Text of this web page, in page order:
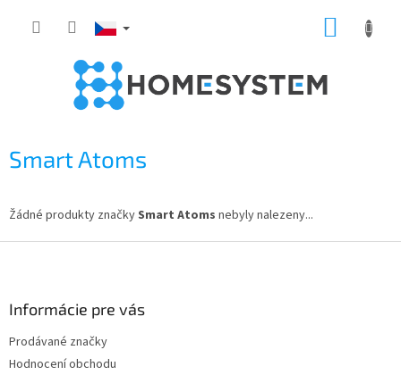
Smart Atoms
Žádné produkty značkySmart Atoms nebyly nalezeny...
Informácie pre vás
Prodávané značky
Hodnocení obchodu